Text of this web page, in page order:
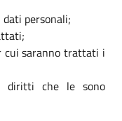
personali;
cui saranno trattati i
diritti che le sono